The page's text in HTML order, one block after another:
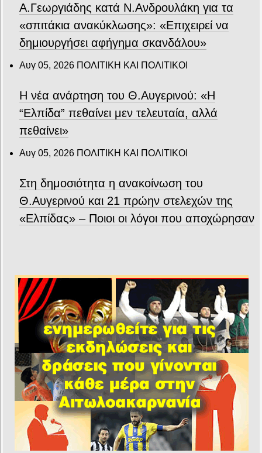
Α.Γεωργιάδης κατά Ν.Ανδρουλάκη για τα
«σπιτάκια ανακύκλωσης»: «Επιχειρεί να
δημιουργήσει αφήγημα σκανδάλου»
Αυγ 05, 2026 ΠΟΛΙΤΙΚΗ ΚΑΙ ΠΟΛΙΤΙΚΟΙ
Η νέα ανάρτηση του Θ.Αυγερινού: «Η
“Ελπίδα” πεθαίνει μεν τελευταία, αλλά
πεθαίνει»
Αυγ 05, 2026 ΠΟΛΙΤΙΚΗ ΚΑΙ ΠΟΛΙΤΙΚΟΙ
Στη δημοσιότητα η ανακοίνωση του
Θ.Αυγερινού και 21 πρώην στελεχών της
«Ελπίδας» – Ποιοι οι λόγοι που αποχώρησαν